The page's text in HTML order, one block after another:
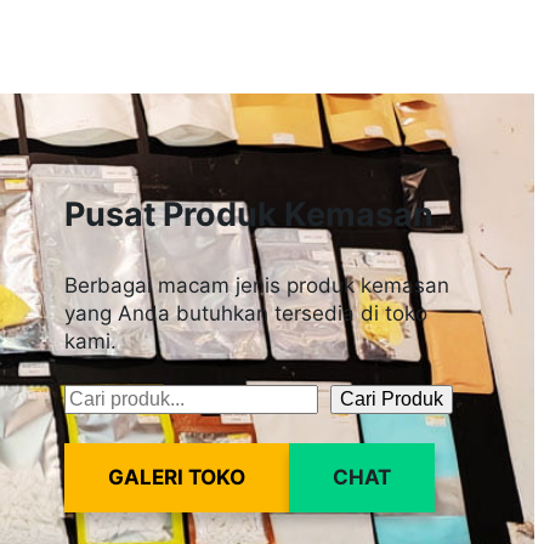
Pusat Produk Kemasan
Berbagai macam jenis produk kemasan
yang Anda butuhkan tersedia di toko
kami.
Pencarian Cari Produk
GALERI TOKO CHAT